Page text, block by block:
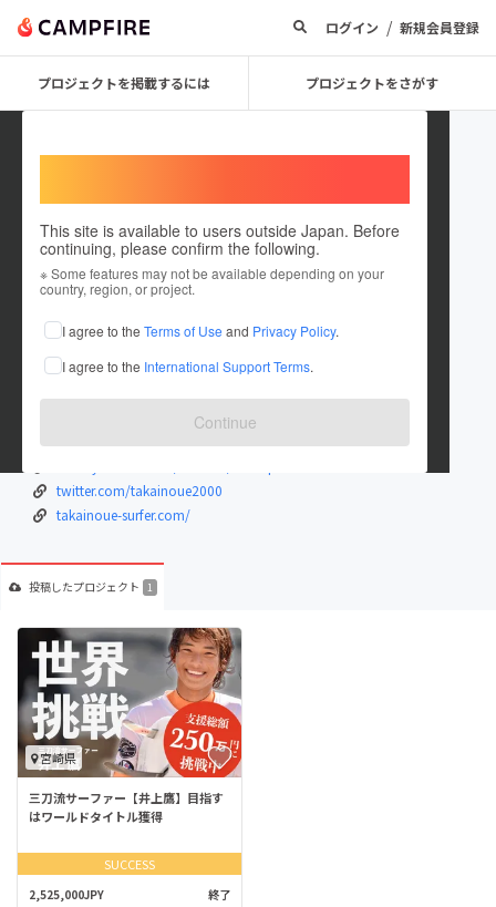
ログイン / 新規会員登録
プロジェクトを掲載するには プロジェクトをさがす
This site is available to users outside Japan. Before
continuing, please confirm the following.
※ Some features may not be available depending on your
country, region, or project.
I agree to the Terms of Use and Privacy Policy.
I agree to the International Support Terms.
Continue
Taka_INOUE
これまでに1件のプロジェクトを投稿しています
在住国：日本 現在地：未設定
出身国：日本 出身地：未設定
twitter.com/takainoue2000
takainoue-surfer.com/
投稿したプロジェクト 1
宮崎県
三刀流サーファー【井上鷹】目指す
はワールドタイトル獲得
SUCCESS
2,525,000JPY 終了